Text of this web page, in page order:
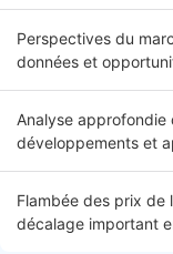
Perspectives du
données et
Analyse approfondie
développements et
Flambée des prix de
décalage important